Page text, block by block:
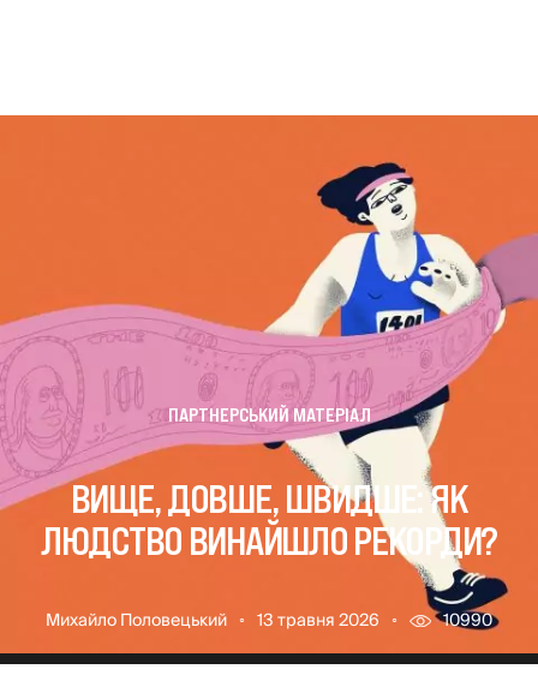
ПАРТНЕРСЬКИЙ МАТЕРІАЛ
ВИЩЕ, ДОВШЕ, ШВИДШЕ: ЯК
ЛЮДСТВО ВИНАЙШЛО РЕКОРДИ?
Михайло Половецький 13 травня 2026 10990